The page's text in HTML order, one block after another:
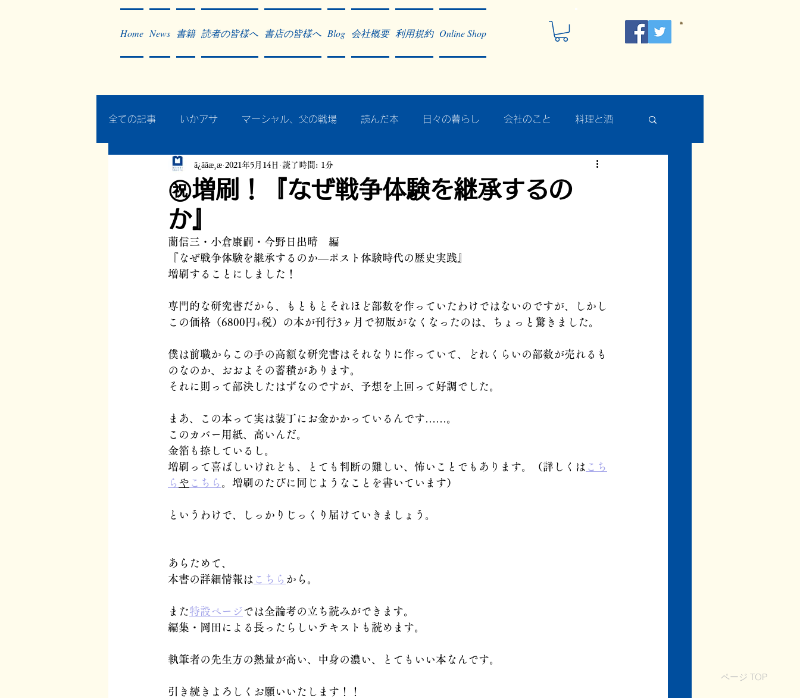
Home News 書籍 読者の皆様へ 書店の皆様へ Blog 会社概要 利用規約 Online Shop
ページ TOP
全ての記事 いかアサ マーシャル、父の戦場 読んだ本 日々の暮らし 会社のこと 料理と酒
秘蔵写真200枚でたどるアジア・太平洋戦争
作った本・作っている本
㊗増刷！『なぜ戦争体験を継承するの
か』
ã¿ããæ¸æ 2021年5月14日 読了時間: 1分
蘭信三・小倉康嗣・今野日出晴　編
『なぜ戦争体験を継承するのか―ポスト体験時代の歴史実践』
増刷することにしました！
専門的な研究書だから、もともとそれほど部数を作っていたわけではないのですが、しかし
この価格（6800円+税）の本が刊行3ヶ月で初版がなくなったのは、ちょっと驚きました。
僕は前職からこの手の高額な研究書はそれなりに作っていて、どれくらいの部数が売れるも
のなのか、おおよその蓄積があります。
それに則って部決したはずなのですが、予想を上回って好調でした。
まあ、この本って実は装丁にお金かかっているんです……。
このカバー用紙、高いんだ。
金箔も捺しているし。
増刷って喜ばしいけれども、とても判断の難しい、怖いことでもあります。（詳しくは こち
ら や こちら 。増刷のたびに同じようなことを書いています）
というわけで、しっかりじっくり届けていきましょう。
あらためて、
本書の詳細情報は こちら から。
また特設ページでは全論考の立ち読みができます。
編集・岡田による長ったらしいテキストも読めます。
執筆者の先生方の熱量が高い、中身の濃い、とてもいい本なんです。
引き続きよろしくお願いいたします！！